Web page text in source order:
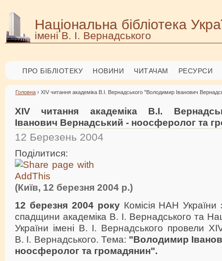
Національна бібліотека
імені В. І. Вернадського
ПРО БІБЛІОТЕКУ НОВИНИ ЧИТАЧАМ РЕСУРСИ
Головна › XIV читання академіка В.І. Вернадського "Володимир Іванович
XIV читання академіка В.І.
Іванович Вернадський - ноосферолог та
12 Березень 2004
Поділитися:
(Київ, 12 березня 2004 р.)
12 березня 2004 рокуКомісія НАН України
спадщини академіка В. І. Вернадського та
України імені В. І. Вернадського провели
В. І. Вернадського. Тема: "Володимир
ноосферолог та громадянин".